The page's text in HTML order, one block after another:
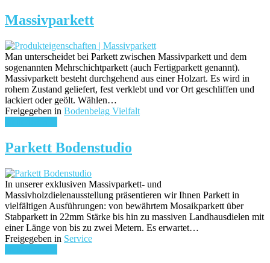
Massivparkett
Man unterscheidet bei Parkett zwischen Massivparkett und dem
sogenannten Mehrschichtparkett (auch Fertigparkett genannt).
Massivparkett besteht durchgehend aus einer Holzart. Es wird in
rohem Zustand geliefert, fest verklebt und vor Ort geschliffen und
lackiert oder geölt. Wählen…
Freigegeben in Bodenbelag Vielfalt
Parkett Bodenstudio
In unserer exklusiven Massivparkett- und
Massivholzdielenausstellung präsentieren wir Ihnen Parkett in
vielfältigen Ausführungen: von bewährtem Mosaikparkett über
Stabparkett in 22mm Stärke bis hin zu massiven Landhausdielen mit
einer Länge von bis zu zwei Metern. Es erwartet…
Freigegeben in Service